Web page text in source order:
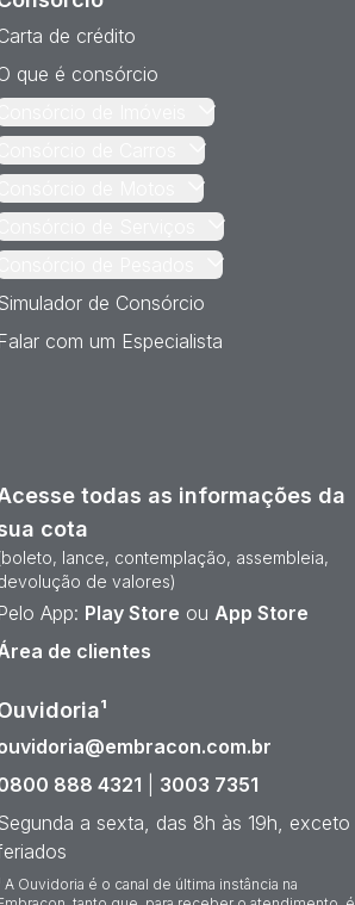
de crédito
que é consórcio
de Consórcio
Falar com um Especialista
todas as informações da
cota
lance, contemplação, assembleia,
de valores)
Pelo App: Play Store ou App Store
de clientes
888 4321
3003 7351
a sexta, das 8h às 19h, exceto
A Ouvidoria é o canal de última instância na